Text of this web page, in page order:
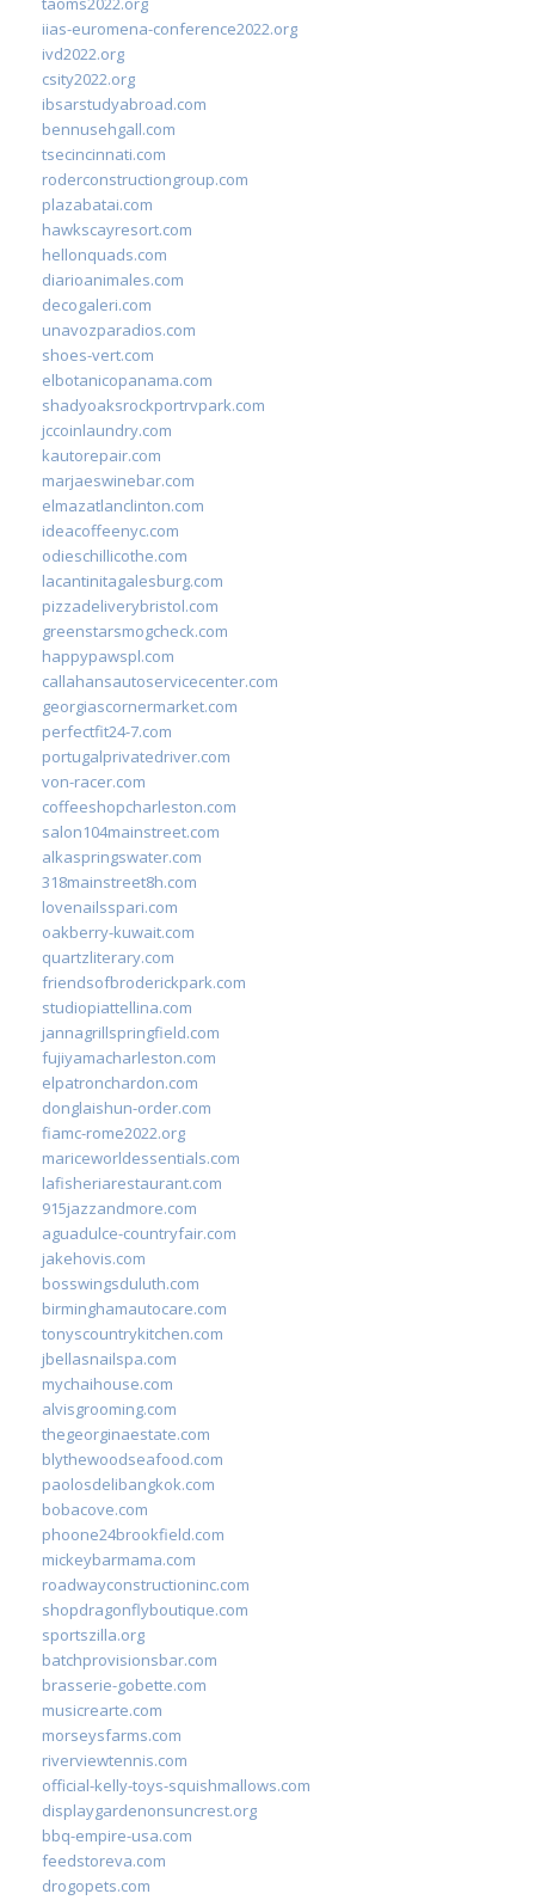
iias-euromena-conference2022.org
ivd2022.org
csity2022.org
ibsarstudyabroad.com
bennusehgall.com
tsecincinnati.com
roderconstructiongroup.com
plazabatai.com
hawkscayresort.com
hellonquads.com
diarioanimales.com
decogaleri.com
unavozparadios.com
shoes-vert.com
elbotanicopanama.com
shadyoaksrockportrvpark.com
jccoinlaundry.com
kautorepair.com
marjaeswinebar.com
elmazatlanclinton.com
ideacoffeenyc.com
odieschillicothe.com
lacantinitagalesburg.com
pizzadeliverybristol.com
greenstarsmogcheck.com
happypawspl.com
callahansautoservicecenter.com
georgiascornermarket.com
perfectfit24-7.com
portugalprivatedriver.com
von-racer.com
coffeeshopcharleston.com
salon104mainstreet.com
alkaspringswater.com
318mainstreet8h.com
lovenailsspari.com
oakberry-kuwait.com
quartzliterary.com
friendsofbroderickpark.com
studiopiattellina.com
jannagrillspringfield.com
fujiyamacharleston.com
elpatronchardon.com
donglaishun-order.com
fiamc-rome2022.org
mariceworldessentials.com
lafisheriarestaurant.com
915jazzandmore.com
aguadulce-countryfair.com
jakehovis.com
bosswingsduluth.com
birminghamautocare.com
tonyscountrykitchen.com
jbellasnailspa.com
mychaihouse.com
alvisgrooming.com
thegeorginaestate.com
blythewoodseafood.com
paolosdelibangkok.com
bobacove.com
phoone24brookfield.com
mickeybarmama.com
roadwayconstructioninc.com
shopdragonflyboutique.com
sportszilla.org
batchprovisionsbar.com
brasserie-gobette.com
musicrearte.com
morseysfarms.com
riverviewtennis.com
official-kelly-toys-squishmallows.com
displaygardenonsuncrest.org
bbq-empire-usa.com
feedstoreva.com
drogopets.com